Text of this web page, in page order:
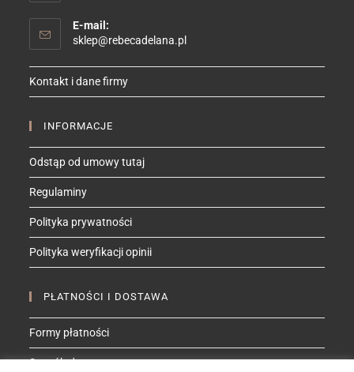
E-mail:
sklep@rebecadelana.plOpens
your
Kontakt i dane firmy
INFORMACJE
Odstąp od umowy tutaj
Regulaminy
Polityka prywatności
Polityka weryfikacji opinii
PŁATNOŚCI I DOSTAWA
Formy płatności
Sposób dostawy